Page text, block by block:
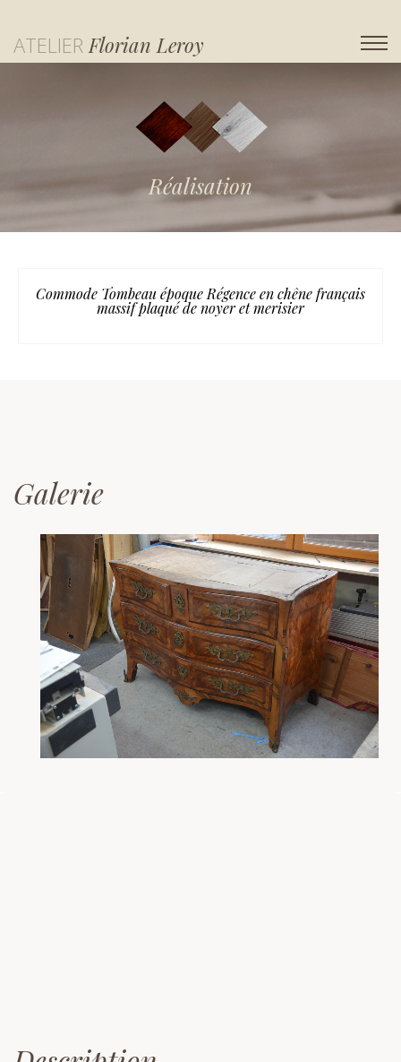
ATELIERFlorian Leroy
Réalisation
Commode Tombeau époque Régence en chêne français
massif plaqué de noyer et merisier
Galerie